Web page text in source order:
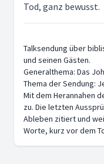
Tod, ganz bewusst.
Talksendung über
und seinen Gästen.
Generalthema: Das
Thema der Sendung:
Mit dem Herannahen
zu. Die letzten
Ableben zitiert und
Worte, kurz vor dem